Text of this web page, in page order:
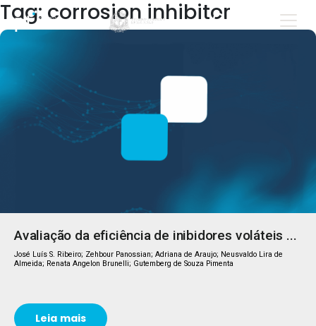
Tag: corrosion inhibitor
Avaliação da eficiência de inibidores voláteis ...
José Luís S. Ribeiro; Zehbour Panossian; Adriana de Araujo; Neusvaldo Lira de
Almeida; Renata Angelon Brunelli; Gutemberg de Souza Pimenta
Leia mais